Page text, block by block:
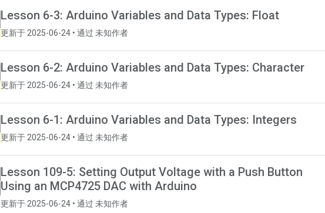
Lesson 6-3: Arduino Variables and Data Types: Float
更新于 2025-06-24 • 通过 未知作者
Lesson 6-2: Arduino Variables and Data Types: Character
更新于 2025-06-24 • 通过 未知作者
Lesson 6-1: Arduino Variables and Data Types: Integers
更新于 2025-06-24 • 通过 未知作者
Lesson 109-5: Setting Output Voltage with a Push Button
Using an MCP4725 DAC with Arduino
更新于 2025-06-24 • 通过 未知作者